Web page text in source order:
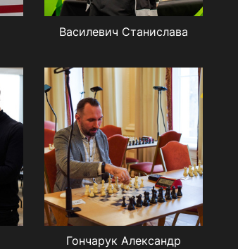
Василевич Станислава
Гончарук Александр